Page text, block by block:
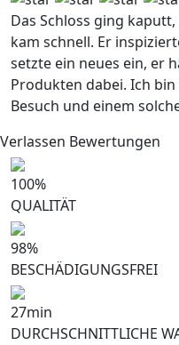
Das Schloss ging
kam schnell. Er
setzte ein neues ein, er
Produkten dabei. Ich
Besuch und einem
Verlassen Bewertungen
100%
QUALITÄT
98%
BESCHÄDIGUNGSFREI
27min
DURCHSCHNITTLICHE